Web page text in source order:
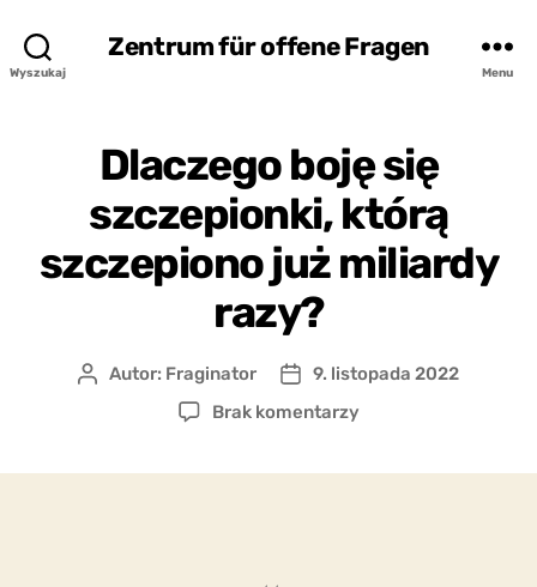
Wyszukaj
Zentrum für offene Fragen
Menu
Dlaczego boję się
szczepionki, którą
szczepiono już miliardy
razy?
AutorAutor: Fraginator
Data
wpisu
9. listopada 2022
Brak komentarzydo